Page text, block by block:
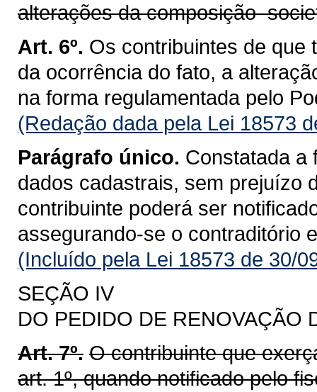
alterações da composição
Art. 6º. Os contribuintes de que
da ocorrência do fato, a
na forma regulamentada pelo
(Redação dada pela Lei 18573
Parágrafo único. Constatada a
dados cadastrais, sem prejuízo
contribuinte poderá ser
assegurando-se o contraditório
(Incluído pela Lei 18573 de 30/
SEÇÃO IV
DO PEDIDO DE RENOVAÇÃO
Art. 7º. O contribuinte que
art. 1º, quando notificado pelo